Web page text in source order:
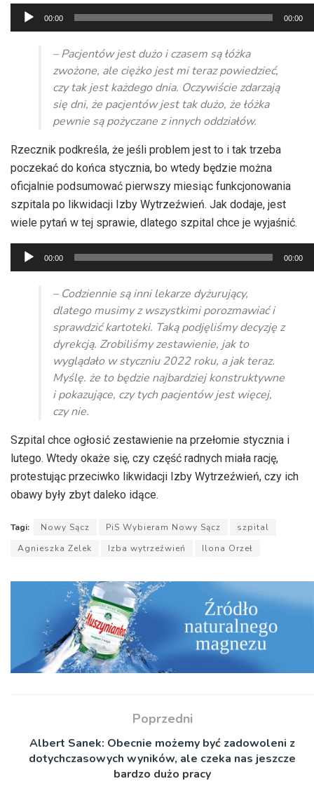
Odtwarzacz
plików
dźwiękowych
00:00 00:00
– Pacjentów jest dużo i czasem są łóżka
zwożone, ale ciężko jest mi teraz powiedzieć,
czy tak jest każdego dnia. Oczywiście zdarzają
się dni, że pacjentów jest tak dużo, że łóżka
pewnie są pożyczane z innych oddziałów.
Rzecznik podkreśla, że jeśli problem jest to i tak trzeba
poczekać do końca stycznia, bo wtedy będzie można
oficjalnie podsumować pierwszy miesiąc funkcjonowania
szpitala po likwidacji Izby Wytrzeźwień. Jak dodaje, jest
wiele pytań w tej sprawie, dlatego szpital chce je wyjaśnić.
Odtwarzacz
plików
dźwiękowych
00:00 00:00
– Codziennie są inni lekarze dyżurujący,
dlatego musimy z wszystkimi porozmawiać i
sprawdzić kartoteki. Taką podjęliśmy decyzję z
dyrekcją. Zrobiliśmy zestawienie, jak to
wyglądało w styczniu 2022 roku, a jak teraz.
Myślę. że to będzie najbardziej konstruktywne
i pokazujące, czy tych pacjentów jest więcej,
czy nie.
Szpital chce ogłosić zestawienie na przełomie stycznia i
lutego. Wtedy okaże się, czy część radnych miała rację,
protestując przeciwko likwidacji Izby Wytrzeźwień, czy ich
obawy były zbyt daleko idące.
Tagi: Nowy Sącz PiS Wybieram Nowy Sącz
szpital
Agnieszka Zelek
Izba wytrzeźwień Ilona Orzeł
Poprzedni
Albert Sanek: Obecnie możemy być zadowoleni z
dotychczasowych wyników, ale czeka nas jeszcze
bardzo dużo pracy